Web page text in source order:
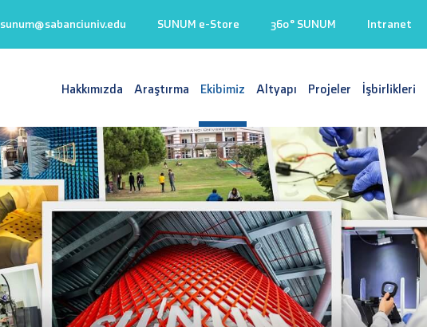
sunum@sabanciuniv.edu SUNUM e-Store 360° SUNUM Intranet
Hakkımızda Araştırma Ekibimiz Altyapı Projeler İşbirlikleri